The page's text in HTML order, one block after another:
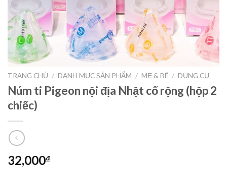
TRANG CHỦ / DANH MỤC SẢN PHẨM / MẸ & BÉ / DỤNG CỤ
Núm ti Pigeon nội địa Nhật cổ rộng (hộp 2
chiếc)
32,000₫